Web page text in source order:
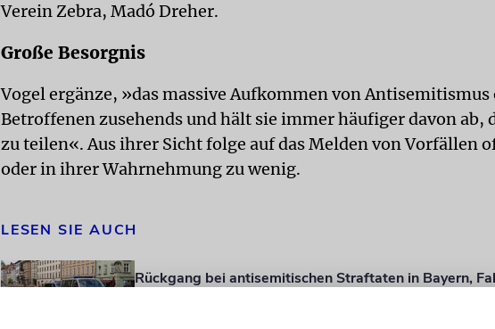
Verein Zebra, Madó Dreher.
Große Besorgnis
Vogel ergänze, »das massive Aufkommen von Antisemitismus
Betroffenen zusehends und hält sie immer häufiger davon ab,
zu teilen«. Aus ihrer Sicht folge auf das Melden von Vorfällen
oder in ihrer Wahrnehmung zu wenig.
LESEN SIE AUCH
Rückgang bei antisemitischen Straftaten in Bayern,